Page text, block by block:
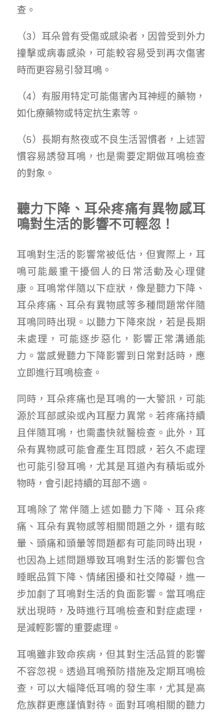
查。
（3）耳朵曾有受傷或感染者，因曾受到外力
撞擊或病毒感染，可能較容易受到再次傷害
時而更容易引發耳鳴。
（4）有服用特定可能傷害內耳神經的藥物，
如化療藥物或特定抗生素等。
（5）長期有熬夜或不良生活習慣者，上述習
慣容易誘發耳鳴，也是需要定期做耳鳴檢查
的對象。
聽力下降、耳朵疼痛有異物感耳
鳴對生活的影響不可輕忽！
耳鳴對生活的影響常被低估，但實際上，耳
鳴可能嚴重干擾個人的日常活動及心理健
康。耳鳴常伴隨以下症狀，像是聽力下降、
耳朵疼痛、耳朵有異物感等多種問題常伴隨
耳鳴同時出現。以聽力下降來說，若是長期
未處理，可能逐步惡化，影響正常溝通能
力。當感覺聽力下降影響到日常對話時，應
立即進行耳鳴檢查。
同時，耳朵疼痛也是耳鳴的一大警訊，可能
源於耳部感染或內耳壓力異常。若疼痛持續
且伴隨耳鳴，也需盡快就醫檢查。此外，耳
朵有異物感可能會產生耳悶感，若久不處理
也可能引發耳鳴，尤其是耳道內有積垢或外
物時，會引起持續的耳部不適。
耳鳴除了常伴隨上述如聽力下降、耳朵疼
痛、耳朵有異物感等相關問題之外，還有眩
暈、頭痛和頭暈等問題都有可能同時出現，
也因為上述問題導致耳鳴對生活的影響包含
睡眠品質下降、情緒困擾和社交障礙，進一
步加劇了耳鳴對生活的負面影響。當耳鳴症
狀出現時，及時進行耳鳴檢查和對症處理，
是減輕影響的重要處理。
耳鳴雖非致命疾病，但其對生活品質的影響
不容忽視。透過耳鳴預防措施及定期耳鳴檢
查，可以大幅降低耳鳴的發生率，尤其是高
危族群更應謹慎對待。面對耳鳴相關的聽力